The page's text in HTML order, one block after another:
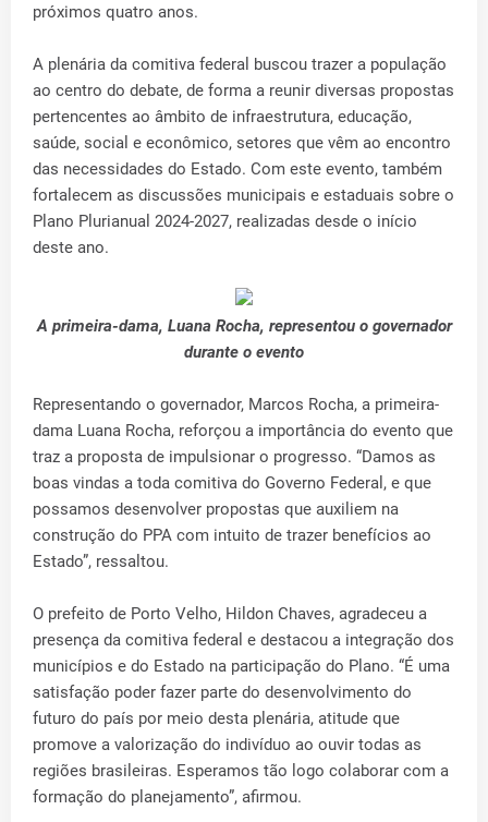
próximos quatro anos.
A plenária da comitiva federal buscou trazer a população
ao centro do debate, de forma a reunir diversas propostas
pertencentes ao âmbito de infraestrutura, educação,
saúde, social e econômico, setores que vêm ao encontro
das necessidades do Estado. Com este evento, também
fortalecem as discussões municipais e estaduais sobre o
Plano Plurianual 2024-2027, realizadas desde o início
deste ano.
A primeira-dama, Luana Rocha, representou o governador
durante o evento
Representando o governador, Marcos Rocha, a primeira-
dama Luana Rocha, reforçou a importância do evento que
traz a proposta de impulsionar o progresso. “Damos as
boas vindas a toda comitiva do Governo Federal, e que
possamos desenvolver propostas que auxiliem na
construção do PPA com intuito de trazer benefícios ao
Estado”, ressaltou.
O prefeito de Porto Velho, Hildon Chaves, agradeceu a
presença da comitiva federal e destacou a integração dos
municípios e do Estado na participação do Plano. “É uma
satisfação poder fazer parte do desenvolvimento do
futuro do país por meio desta plenária, atitude que
promove a valorização do indivíduo ao ouvir todas as
regiões brasileiras. Esperamos tão logo colaborar com a
formação do planejamento”, afirmou.